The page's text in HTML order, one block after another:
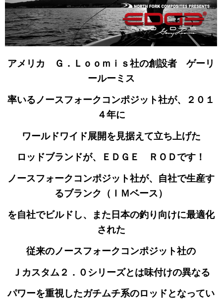
アメリカ Ｇ．Ｌｏｏｍｉｓ社の創設者 ゲーリ
ールーミス
率いるノースフォークコンポジット社が、２０１
４年に
ワールドワイド展開を見据えて立ち上げた
ロッドブランドが、ＥＤＧＥ ＲＯＤです！
ノースフォークコンポジット社が、自社で生産す
るブランク（ＩＭベース）
を自社でビルドし、また日本の釣り向けに最適化
された
従来のノースフォークコンポジット社の
Ｊカスタム２．０シリーズとは味付けの異なる
パワーを重視したガチムチ系のロッドとなってい